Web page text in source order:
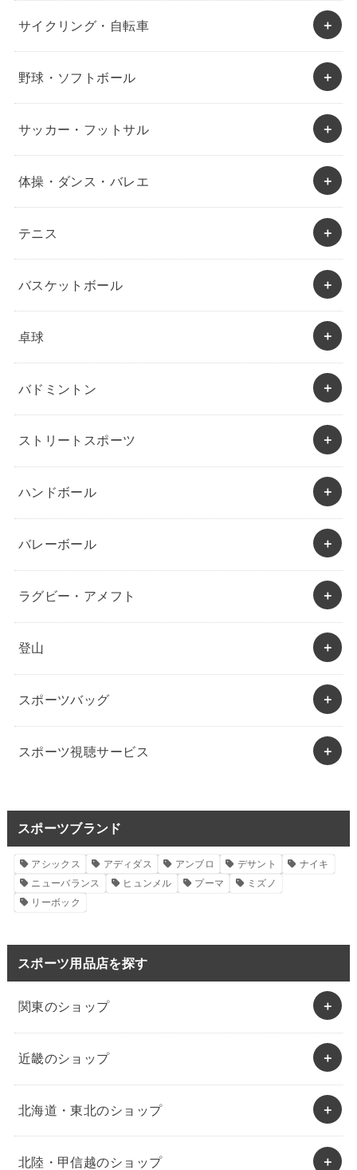
サイクリング・自転車
野球・ソフトボール
サッカー・フットサル
体操・ダンス・バレエ
テニス
バスケットボール
卓球
バドミントン
ストリートスポーツ
ハンドボール
バレーボール
ラグビー・アメフト
登山
スポーツバッグ
スポーツ視聴サービス
スポーツブランド
アシックス アディダス アンブロ デサント
ナイキ
ニューバランス
ヒュンメル プーマ
ミズノ
リーボック
スポーツ用品店を探す
関東のショップ
近畿のショップ
北海道・東北のショップ
北陸・甲信越のショップ